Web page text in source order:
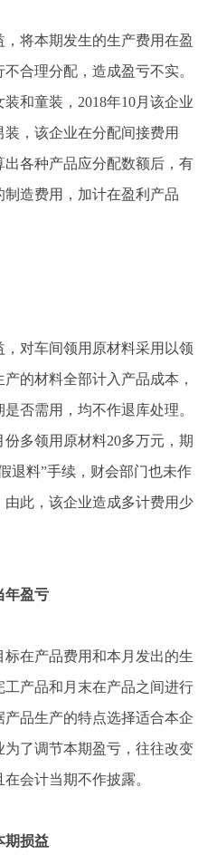
将本期发生的生产费用在盈
合理分配，造成盈亏不实。
和童装，2018年10月该企业
，该企业在分配间接费用
各种产品应分配数额后，有
造费用，加计在盈利产品
对车间领用原材料采用以领
的材料全部计入产品成本，
否需用，均不作退库处理。
多领用原材料20多万元，期
退料”手续，财会部门也未作
此，该企业造成多计费用少
年盈亏
在产品费用和本月发出的生
产品和月末在产品之间进行
品生产的特点选择适合本企
了调节本期盈亏，往往改变
会计当期不作披露。
期损益